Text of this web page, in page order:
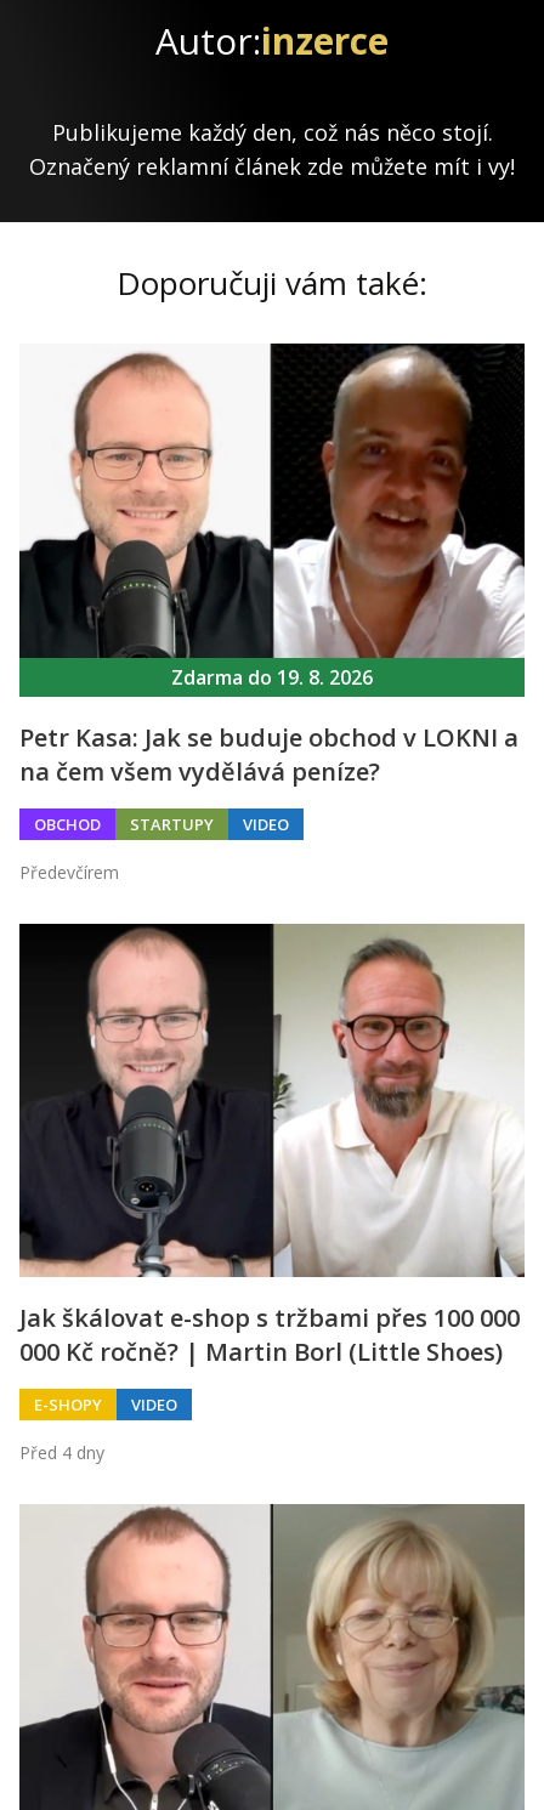
Autor:inzerce
Publikujeme každý den, což nás něco stojí.
Označený reklamní článek zde můžete mít i vy!
Doporučuji vám také:
Zdarma do 19. 8. 2026
Petr Kasa: Jak se buduje obchod v LOKNI a
na čem všem vydělává peníze?
OBCHOD STARTUPY VIDEO
Předevčírem
Jak škálovat e-shop s tržbami přes 100 000
000 Kč ročně? | Martin Borl (Little Shoes)
E-SHOPY VIDEO
Před 4 dny